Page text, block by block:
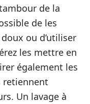
de la
de les
ou d’utiliser
les mettre en
également les
retiennent
Un lavage à